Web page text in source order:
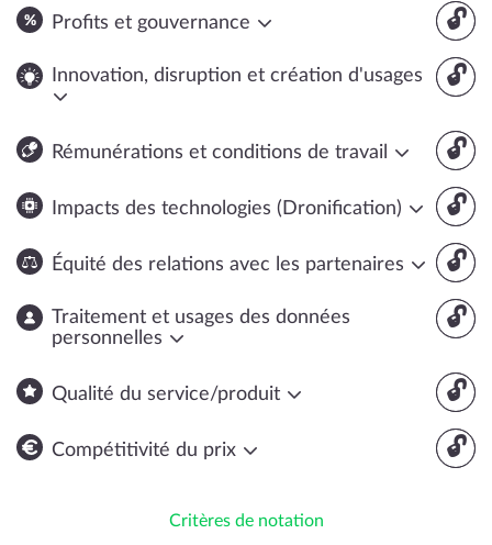
🔓
Profits et gouvernance
🔓
Innovation, disruption et création d'usages
🔓
Rémunérations et conditions de travail
🔓
Impacts des technologies (Dronification)
🔓
Équité des relations avec les partenaires
🔓
Traitement et usages des données
personnelles
🔓
Qualité du service/produit
🔓
Compétitivité du prix
Critères de notation